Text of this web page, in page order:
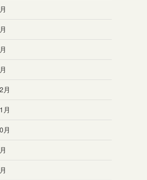
月
月
月